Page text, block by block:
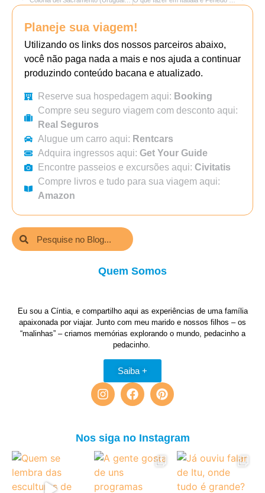
Planeje sua viagem!
Utilizando os links dos nossos parceiros abaixo,
você não paga nada a mais e nos ajuda a continuar
produzindo conteúdo bacana e atualizado.
Reserve sua hospedagem aqui: Booking
Compre seu seguro viagem com desconto aqui:
Real Seguros
Alugue um carro aqui: Rentcars
Adquira ingressos aqui: Get Your Guide
Encontre passeios e excursões aqui: Civitatis
Compre livros e tudo para sua viagem aqui:
Amazon
Quem Somos
Eu sou a Cíntia, e compartilho aqui as experiências de uma família
apaixonada por viajar. Junto com meu marido e nossos filhos – os
“malinhas” – criamos memórias explorando o mundo, pedacinho a
pedacinho.
Saiba +
Nos siga no Instagram